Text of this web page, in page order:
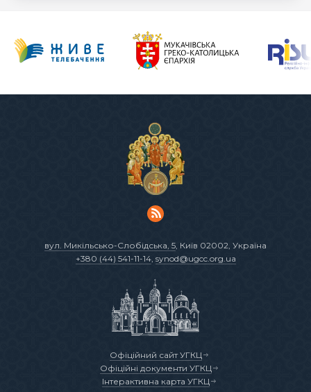
вул. Микільсько-Слобідська, 5, Київ 02002, Україна
+380 (44) 541-11-14, synod@ugcc.org.ua
Офіційний сайт УГКЦ
Офіційні документи УГКЦ
Інтерактивна карта УГКЦ